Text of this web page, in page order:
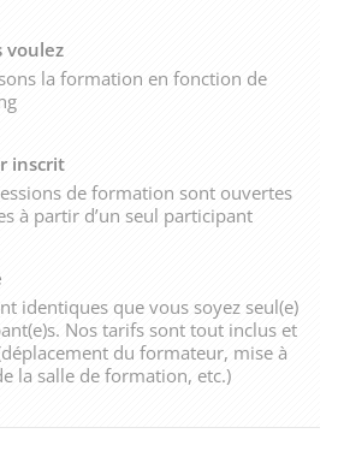
voulez
la formation en fonction de
inscrit
de formation sont ouvertes
à partir d’un seul participant
identiques que vous soyez seul(e)
Nos tarifs sont tout inclus et
du formateur, mise à
la salle de formation, etc.)